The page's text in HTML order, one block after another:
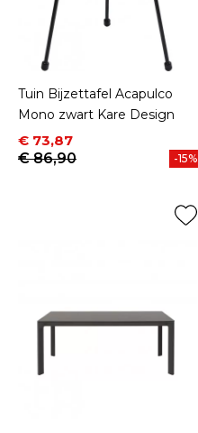
Tuin Bijzettafel Acapulco
Mono zwart Kare Design
Prijs
€ 73,87
Normale prijs
€ 86,90
-15%